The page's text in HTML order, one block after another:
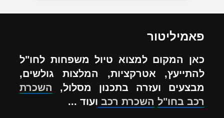
פאמיליטור
כאן המקום למצוא טיול משפחות לחו"ל
להתייעץ, אטרקציות, המלצות גולשים,
מבצעים ועזרה בתכנון מסלול, השכרת
רכב בחו"ל השכרת רכב ועוד ...